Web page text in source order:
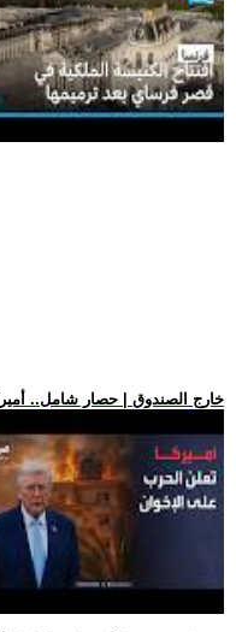
.. خارج الصندوق | حصار شامل..